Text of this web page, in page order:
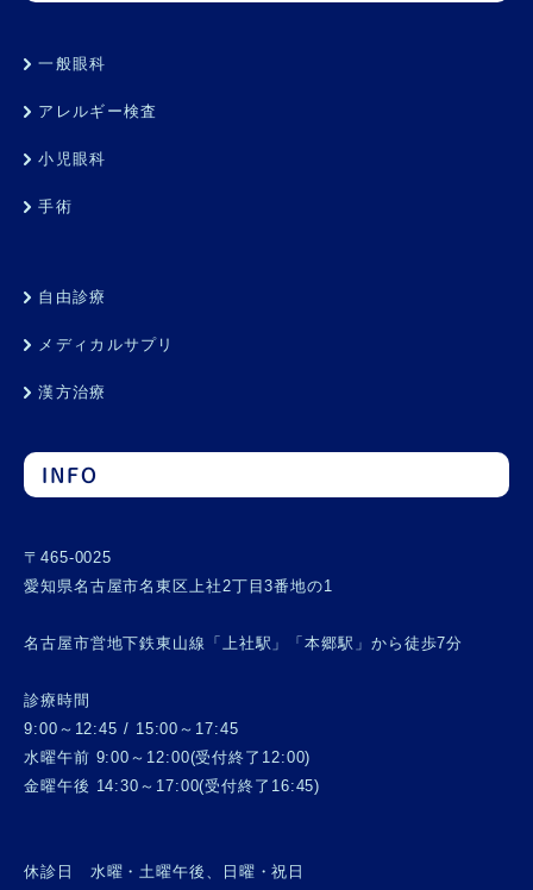
一般眼科
アレルギー検査
小児眼科
手術
自由診療
メディカルサプリ
漢方治療
INFO
〒465-0025
愛知県名古屋市名東区上社2丁目3番地の1
名古屋市営地下鉄東山線「上社駅」「本郷駅」から徒歩7分
診療時間
9:00～12:45 / 15:00～17:45
水曜午前 9:00～12:00(受付終了12:00)
金曜午後 14:30～17:00(受付終了16:45)
休診日 水曜・土曜午後、日曜・祝日